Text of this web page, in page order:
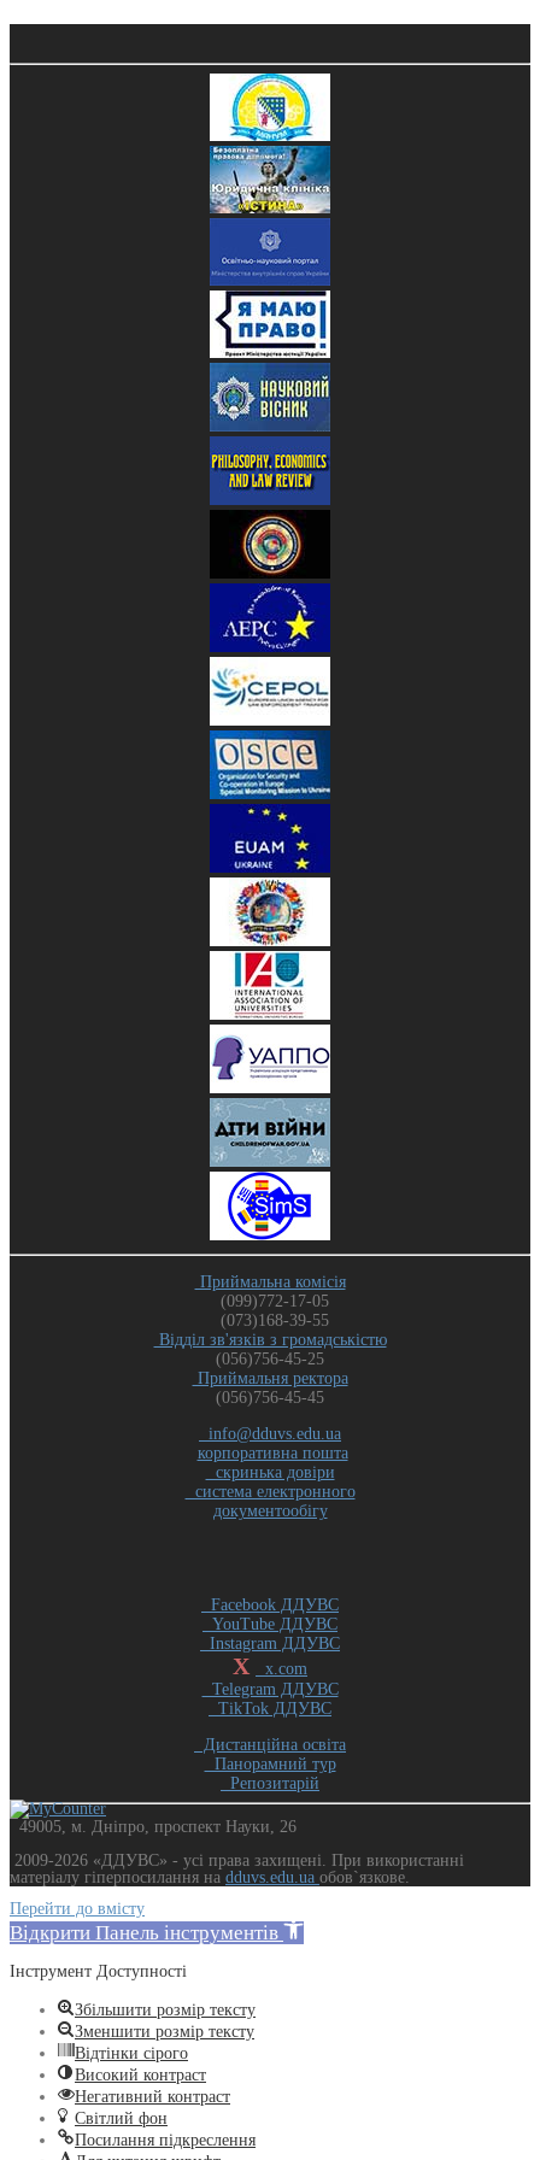
Приймальна комісія
(099)772-17-05
(073)168-39-55
Відділ зв'язків з громадськістю
(056)756-45-25
Приймальня ректора
(056)756-45-45
info@dduvs.edu.ua
корпоративна пошта
скринька довіри
система електронного
документообігу
Facebook ДДУВС
YouTube ДДУВС
Instagram ДДУВС
X
x.com
Telegram ДДУВС
TikTok ДДУВС
Дистанційна освіта
Панорамний тур
Репозитарій
49005, м. Дніпро, проспект Науки, 26
2009-2026 «ДДУВС» - усi права захищенi. При використанні
матеріалу гіперпосилання на dduvs.edu.ua обов`язкове.
Перейти до вмісту
Відкрити Панель інструментів
Інструмент Доступності
Збільшити розмір тексту
Зменшити розмір тексту
Відтінки сірого
Високий контраст
Негативний контраст
Світлий фон
Посилання підкреслення